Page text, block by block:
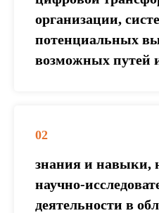
организации,
потенциальных
возможных путей
02
знания и навыки,
научно-
деятельности в